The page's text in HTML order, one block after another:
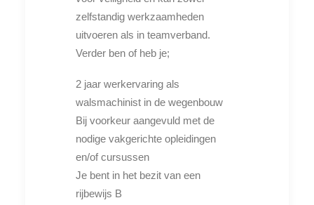
zelfstandig werkzaamheden
uitvoeren als in teamverband.
Verder ben of heb je;
2 jaar werkervaring als
walsmachinist in de wegenbouw
Bij voorkeur aangevuld met de
nodige vakgerichte opleidingen
en/of cursussen
Je bent in het bezit van een
rijbewijs B